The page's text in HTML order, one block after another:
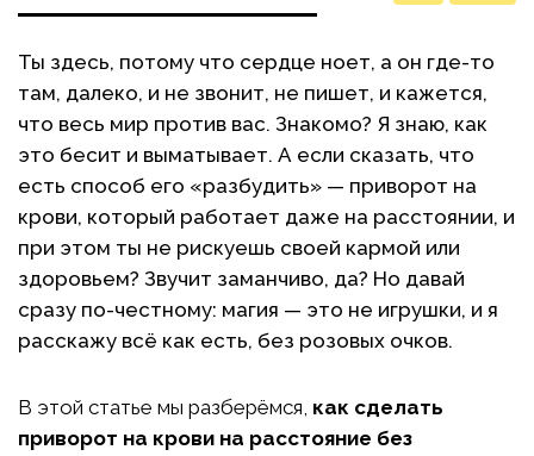
Ты здесь, потому что сердце ноет, а он где-то
там, далеко, и не звонит, не пишет, и кажется,
что весь мир против вас. Знакомо? Я знаю, как
это бесит и выматывает. А если сказать, что
есть способ его «разбудить» — приворот на
крови, который работает даже на расстоянии, и
при этом ты не рискуешь своей кармой или
здоровьем? Звучит заманчиво, да? Но давай
сразу по-честному: магия — это не игрушки, и я
расскажу всё как есть, без розовых очков.
В этой статье мы разберёмся, как сделать
приворот на крови на расстояние без